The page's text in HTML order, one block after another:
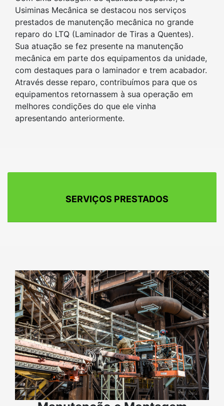
Usiminas Mecânica se destacou nos serviços
prestados de manutenção mecânica no grande
reparo do LTQ (Laminador de Tiras a Quentes).
Sua atuação se fez presente na manutenção
mecânica em parte dos equipamentos da unidade,
com destaques para o laminador e trem acabador.
Através desse reparo, contribuímos para que os
equipamentos retornassem à sua operação em
melhores condições do que ele vinha
apresentando anteriormente.
SERVIÇOS PRESTADOS